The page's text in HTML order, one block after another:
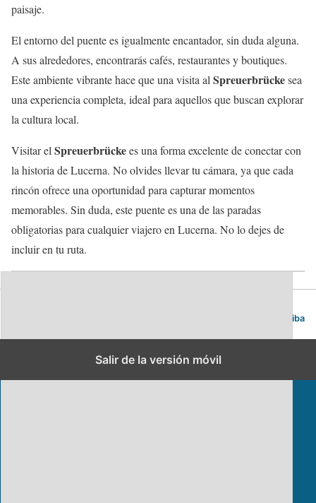
paisaje.
El entorno del puente es igualmente encantador, sin duda alguna.
A sus alrededores, encontrarás cafés, restaurantes y boutiques.
Este ambiente vibrante hace que una visita al Spreuerbrückesea
una experiencia completa, ideal para aquellos que buscan explorar
la cultura local.
Visitar el Spreuerbrückees una forma excelente de conectar con
la historia de Lucerna. No olvides llevar tu cámara, ya que cada
rincón ofrece una oportunidad para capturar momentos
memorables. Sin duda, este puente es una de las paradas
obligatorias para cualquier viajero en Lucerna. No lo dejes de
incluir en tu ruta.
Volver arriba
Salir de la versión móvil